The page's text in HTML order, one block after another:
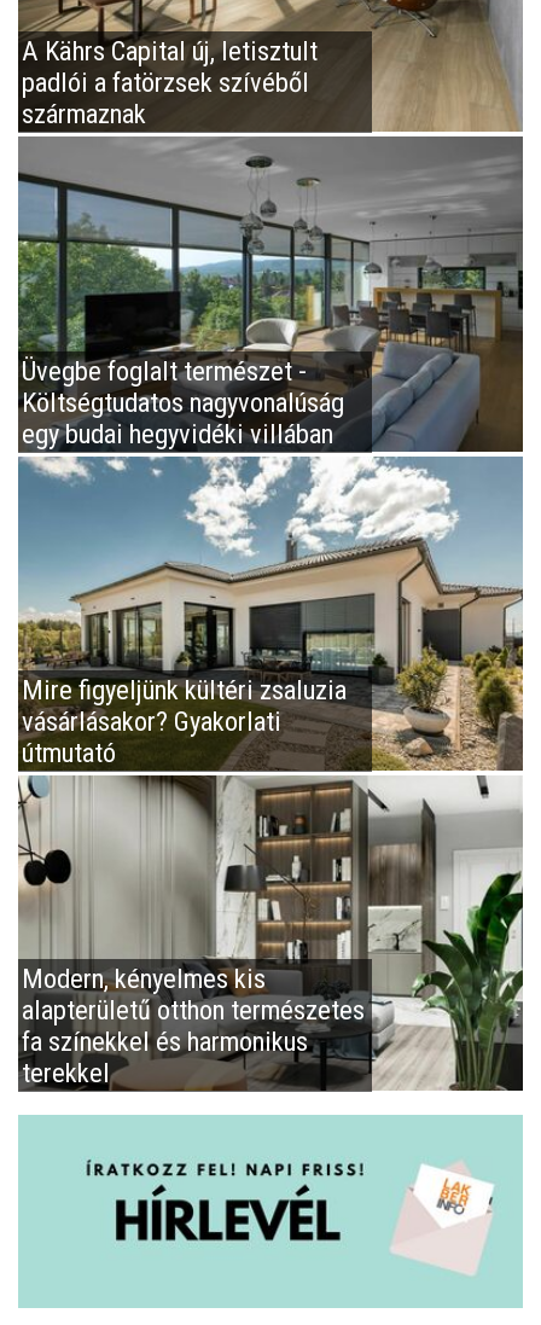
A Kährs Capital új, letisztult
padlói a fatörzsek szívéből
származnak
Üvegbe foglalt természet -
Költségtudatos nagyvonalúság
egy budai hegyvidéki villában
Mire figyeljünk kültéri zsaluzia
vásárlásakor? Gyakorlati
útmutató
Modern, kényelmes kis
alapterületű otthon természetes
fa színekkel és harmonikus
terekkel